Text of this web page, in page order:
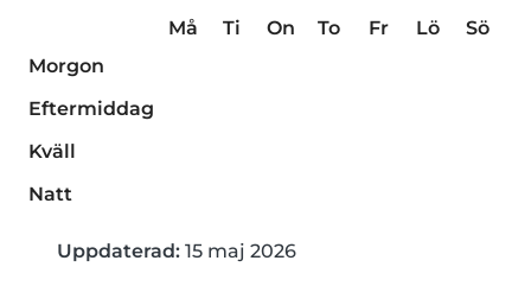
Må Ti On To Fr Lö
Sö
Morgon
Eftermiddag
Kväll
Natt
Uppdaterad: 15 maj 2026